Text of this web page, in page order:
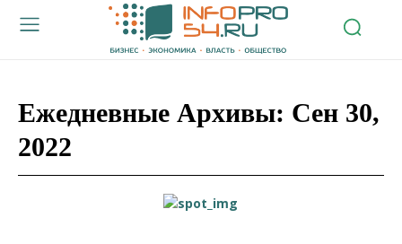
Ежедневные Архивы: Сен 30,
2022